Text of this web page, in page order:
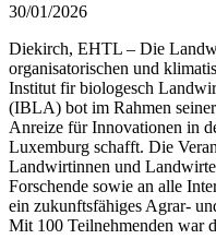
30/01/2026
Diekirch, EHTL – Die
organisatorischen und
Institut fir biologesch
(IBLA) bot im Rahmen
Anreize für Innovationen in
Luxemburg schafft. Die
Landwirtinnen und
Forschende sowie an alle
ein zukunftsfähiges Agrar-
Mit 100 Teilnehmenden war